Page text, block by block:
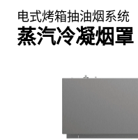
电式烤箱抽油烟系统
蒸汽冷凝烟罩